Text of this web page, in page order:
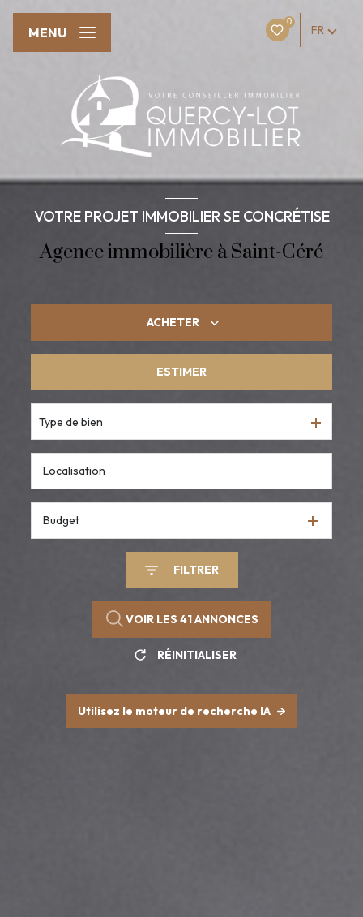
0
FR
MENU
VOTRE PROJET IMMOBILIER SE CONCRÉTISE
Agence immobilière à Saint-Céré
ACHETER
ESTIMER
Type de bien
Budget
FILTRER
VOIR LES 41ANNONCES
RÉINITIALISER
Utilisez le moteur de recherche IA